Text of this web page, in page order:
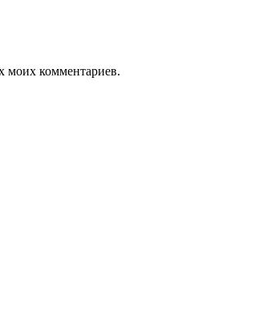
моих комментариев.